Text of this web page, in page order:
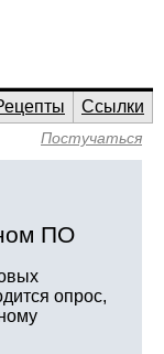
Ссылки
Постучаться
ПО
опрос,